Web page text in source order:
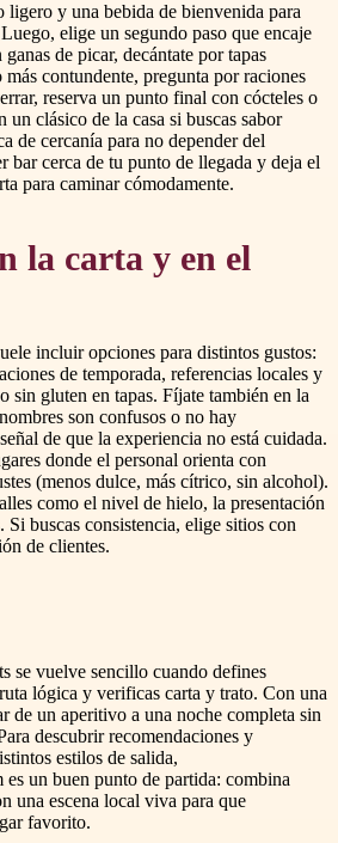
y una bebida de bienvenida para
elige un segundo paso que encaje
de picar, decántate por tapas
contundente, pregunta por raciones
reserva un punto final con cócteles o
un clásico de la casa si buscas sabor
de cercanía para no depender del
bar cerca de tu punto de llegada y deja el
para caminar cómodamente.
la carta y en el
incluir opciones para distintos gustos:
de temporada, referencias locales y
sin gluten en tapas. Fíjate también en la
son confusos o no hay
de que la experiencia no está cuidada.
donde el personal orienta con
(menos dulce, más cítrico, sin alcohol).
como el nivel de hielo, la presentación
buscas consistencia, elige sitios con
de clientes.
se vuelve sencillo cuando defines
lógica y verificas carta y trato. Con una
de un aperitivo a una noche completa sin
descubrir recomendaciones y
estilos de salida,
es un buen punto de partida: combina
una escena local viva para que
favorito.